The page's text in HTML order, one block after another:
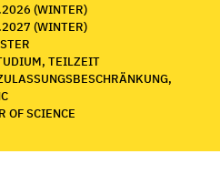
(WINTER)
(WINTER)
TEILZEIT
OF SCIENCE